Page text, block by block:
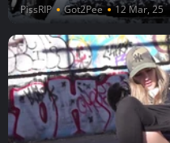
PissRIP Got2Pee 12 Mar, 25